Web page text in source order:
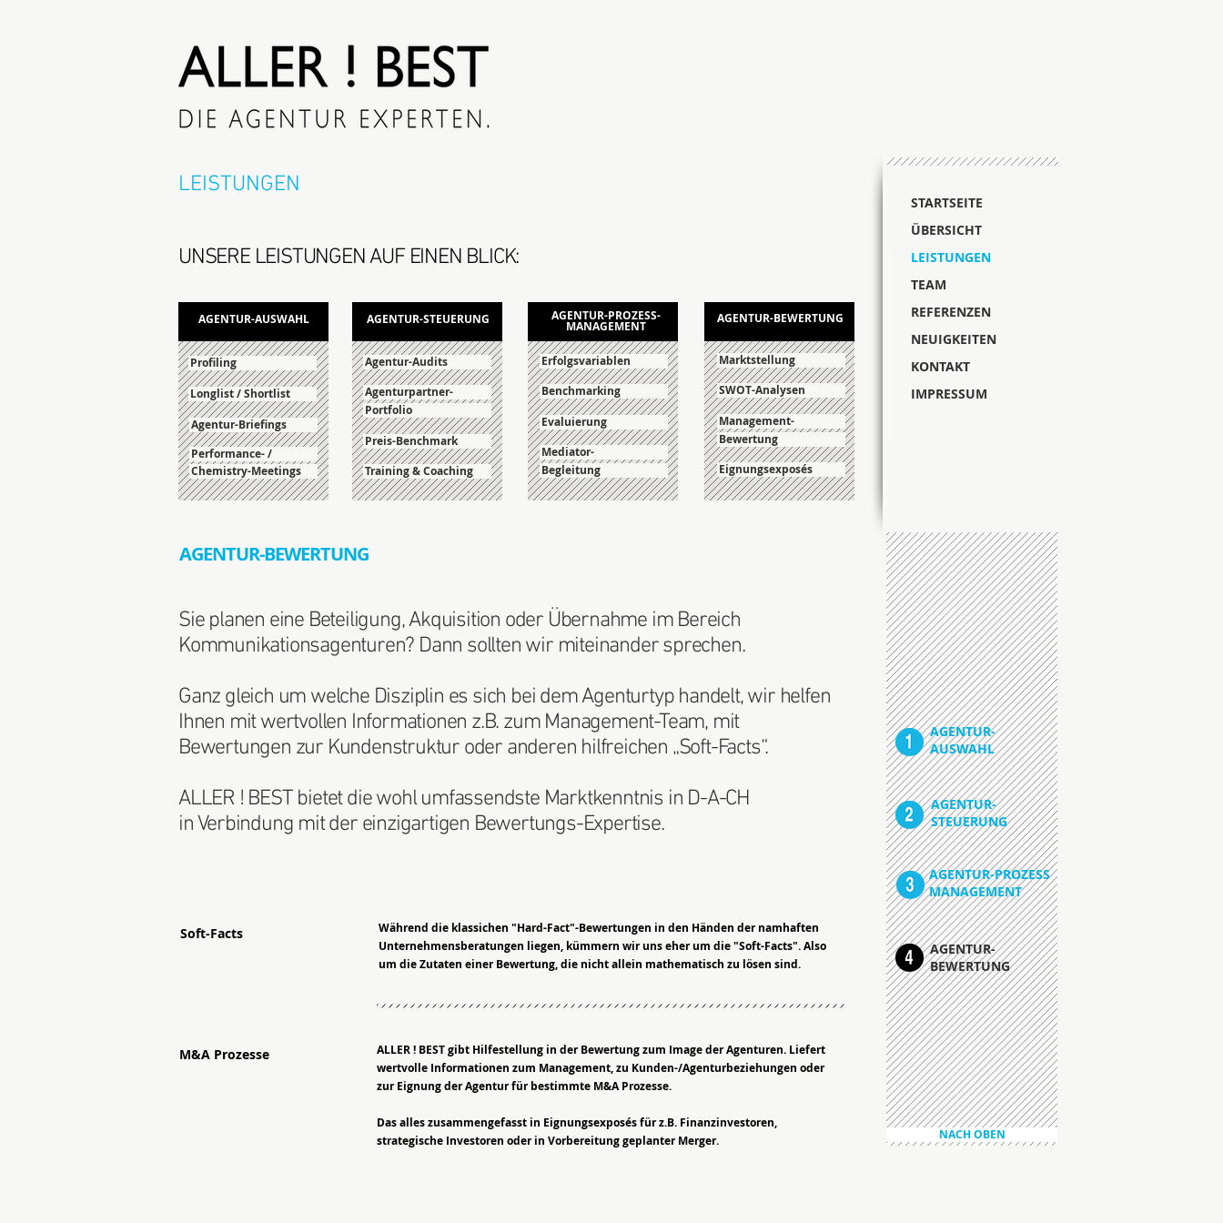
LEISTUNGEN
UNSERE LEISTUNGEN AUF EINEN BLICK:
AGENTUR-AUSWAHL
Chemistry-Meetings
Performance- /
Agentur-Briefings
Longlist / Shortlist
Profiling
AGENTUR-STEUERUNG
Training & Coaching
Preis-Benchmark
Portfolio
Agenturpartner-
Agentur-Audits
AGENTUR-PROZESS-
MANAGEMENT
Begleitung
Mediator-
Evaluierung
Benchmarking
Erfolgsvariablen
AGENTUR-BEWERTUNG
Eignungsexposés
Bewertung
Management-
SWOT-Analysen
Marktstellung
AGENTUR-BEWERTUNG
Sie planen eine Beteiligung, Akquisition oder Übernahme im Bereich
Kommunikationsagenturen? Dann sollten wir miteinander sprechen.
Ganz gleich um welche Disziplin es sich bei dem Agenturtyp handelt, wir helfen
Ihnen mit wertvollen Informationen z.B. zum Management-Team, mit
Bewertungen zur Kundenstruktur oder anderen hilfreichen „Soft-Facts“.
ALLER ! BEST bietet die wohl umfassendste Marktkenntnis in D-A-CH
in Verbindung mit der einzigartigen Bewertungs-Expertise.
Soft-Facts
Während die klassichen "Hard-Fact"-Bewertungen in den Händen der namhaften
Unternehmensberatungen liegen, kümmern wir uns eher um die "Soft-Facts". Also
um die Zutaten einer Bewertung, die nicht allein mathematisch zu lösen sind.
M&A Prozesse
ALLER ! BEST gibt Hilfestellung in der Bewertung zum Image der Agenturen. Liefert
wertvolle Informationen zum Management, zu Kunden-/Agenturbeziehungen oder
zur Eignung der Agentur für bestimmte M&A Prozesse.
Das alles zusammengefasst in Eignungsexposés für z.B. Finanzinvestoren,
strategische Investoren oder in Vorbereitung geplanter Merger.
AGENTUR-
BEWERTUNG
AGENTUR-PROZESS
MANAGEMENT
AGENTUR-
STEUERUNG
AGENTUR-
AUSWAHL
NACH OBEN
STARTSEITE
ÜBERSICHT
LEISTUNGEN
TEAM
REFERENZEN
NEUIGKEITEN
KONTAKT
IMPRESSUM